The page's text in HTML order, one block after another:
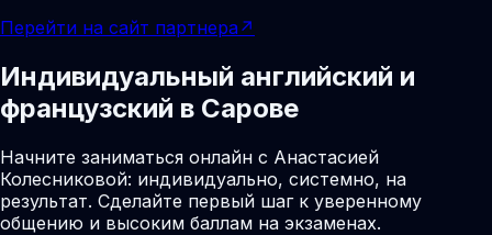
Перейти на сайт партнера ↗
Индивидуальный английский и
французский в Сарове
Начните заниматься онлайн с Анастасией
Колесниковой: индивидуально, системно, на
результат. Сделайте первый шаг к уверенному
общению и высоким баллам на экзаменах.